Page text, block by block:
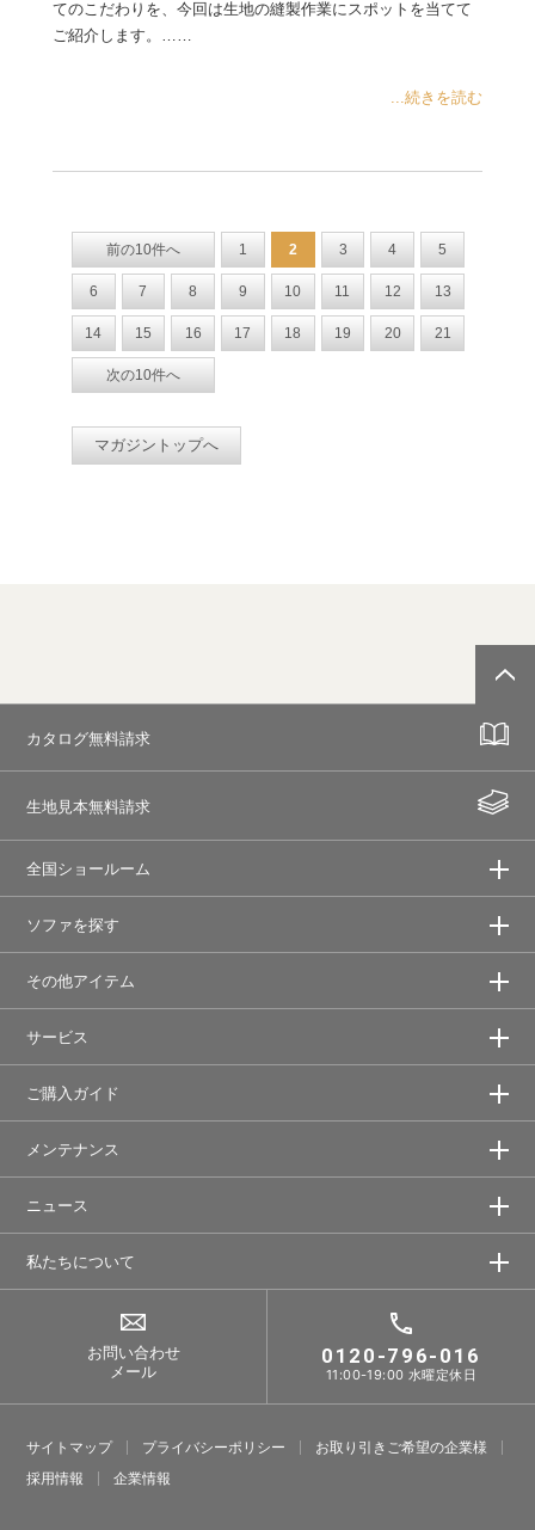
てのこだわりを、今回は生地の縫製作業にスポットを当てて
ご紹介します。……
...続きを読む
前の10件へ 1 2 3 4 5
6 7 8 9 10 11 12 13
14 15 16 17 18 19 20 21
次の10件へ
マガジントップへ
カタログ無料請求
生地見本無料請求
全国ショールーム
ソファを探す
その他アイテム
サービス
ご購入ガイド
メンテナンス
ニュース
私たちについて
お問い合わせ
メール
0120-796-016
11:00-19:00 水曜定休日
サイトマップ プライバシーポリシー
お取り引きご希望の企業様
採⽤情報
企業情報